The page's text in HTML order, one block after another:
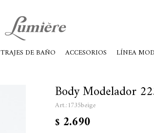
TRAJES DE BAÑO ACCESORIOS LÍNEA
Body Modelador
1735beige
$ 2.690